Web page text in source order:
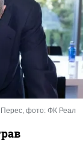
Перес, фото: ФК Реал